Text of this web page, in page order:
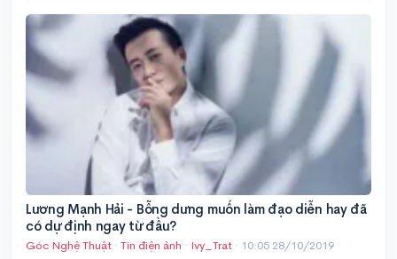
Lương Mạnh Hải - Bỗng dưng muốn làm đạo diễn hay đã
có dự định ngay từ đầu?
Góc Nghệ Thuật · Tin điện ảnh · Ivy_Trat · 10:05 28/10/2019